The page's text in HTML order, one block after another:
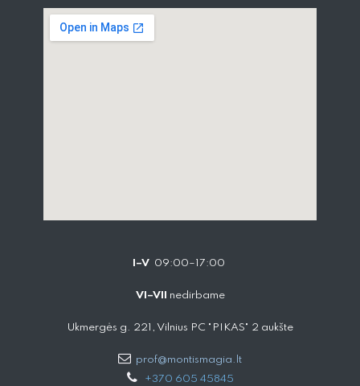
I–V 09:00–17:00
VI–VII nedirbame
Ukmergės g. 221, Vilnius PC "PIKAS" 2 aukšte
prof@montismagia.lt
+370 605 4584​5